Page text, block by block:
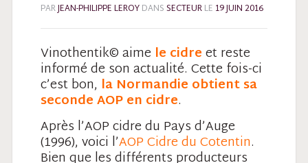
PARJEAN-PHILIPPE LEROYDANSSECTEURLE 19 JUIN 2016
Vinothentik©aime le cidreet reste
informé de son actualité. Cette fois-ci
c’est bon, la Normandie obtientsa
seconde AOP en cidre.
Après l’AOP cidre du Pays d’Auge
(1996), voici l’AOP Cidre du Cotentin.
Bienque les différents producteurs